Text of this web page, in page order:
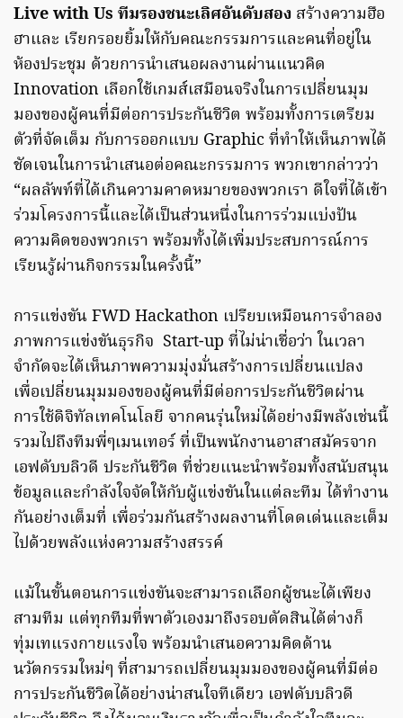
Live with Us ทีมรองชนะเลิศอันดับสอง สร้างความฮือ
ฮาและ เรียกรอยยิ้มให้กับคณะกรรมการและคนที่อยู่ใน
ห้องประชุม ด้วยการนำเสนอผลงานผ่านแนวคิด
Innovation เลือกใช้เกมส์เสมือนจริงในการเปลี่ยนมุม
มองของผู้คนที่มีต่อการประกันชีวิต พร้อมทั้งการเตรียม
ตัวที่จัดเต็ม กับการออกแบบ Graphic ที่ทำให้เห็นภาพได้
ชัดเจนในการนำเสนอต่อคณะกรรมการ พวกเขากล่าวว่า
“ผลลัพท์ที่ได้เกินความคาดหมายของพวกเรา ดีใจที่ได้เข้า
ร่วมโครงการนี้และได้เป็นส่วนหนึ่งในการร่วมแบ่งปัน
ความคิดของพวกเรา พร้อมทั้งได้เพิ่มประสบการณ์การ
เรียนรู้ผ่านกิจกรรมในครั้งนี้”
การแข่งขัน FWD Hackathon เปรียบเหมือนการจำลอง
ภาพการแข่งขันธุรกิจ Start-up ที่ไม่น่าเชื่อว่า ในเวลา
จำกัดจะได้เห็นภาพความมุ่งมั่นสร้างการเปลี่ยนแปลง
เพื่อเปลี่ยนมุมมองของผู้คนที่มีต่อการประกันชีวิตผ่าน
การใช้ดิจิทัลเทคโนโลยี จากคนรุ่นใหม่ได้อย่างมีพลังเช่นนี้
รวมไปถึงทีมพี่ๆเมนเทอร์ ที่เป็นพนักงานอาสาสมัครจาก
เอฟดับบลิวดี ประกันชีวิต ที่ช่วยแนะนำพร้อมทั้งสนับสนุน
ข้อมูลและกำลังใจจัดให้กับผู้แข่งขันในแต่ละทีม ได้ทำงาน
กันอย่างเต็มที่ เพื่อร่วมกันสร้างผลงานที่โดดเด่นและเต็ม
ไปด้วยพลังแห่งความสร้างสรรค์
แม้ในขั้นตอนการแข่งขันจะสามารถเลือกผู้ชนะได้เพียง
สามทีม แต่ทุกทีมที่พาตัวเองมาถึงรอบตัดสินได้ต่างก็
ทุ่มเทแรงกายแรงใจ พร้อมนำเสนอความคิดด้าน
นวัตกรรมใหม่ๆ ที่สามารถเปลี่ยนมุมมองของผู้คนที่มีต่อ
การประกันชีวิตได้อย่างน่าสนใจทีเดียว เอฟดับบลิวดี